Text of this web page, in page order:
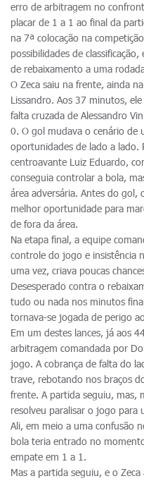
erro de arbitragem no
placar de 1 a 1 ao final da
na 7ª colocação na
possibilidades de
de rebaixamento a uma
O Zeca saiu na frente, ainda
Lissandro. Aos 37 minutos,
falta cruzada de Alessandro
0. O gol mudava o cenário de
oportunidades de lado a lado.
centroavante Luiz Eduardo,
conseguia controlar a bola,
área adversária. Antes do gol,
melhor oportunidade para
de fora da área.
Na etapa final, a equipe
controle do jogo e insistência
uma vez, criava poucas
Desesperado contra o
tudo ou nada nos minutos
tornava-se jogada de perigo
Em um destes lances, já aos
arbitragem comandada por
jogo. A cobrança de falta do
trave, rebotando nos braços
frente. A partida seguiu, mas,
resolveu paralisar o jogo
Ali, em meio a uma confusão
bola teria entrado no
empate em 1 a 1.
Mas a partida seguiu, e o